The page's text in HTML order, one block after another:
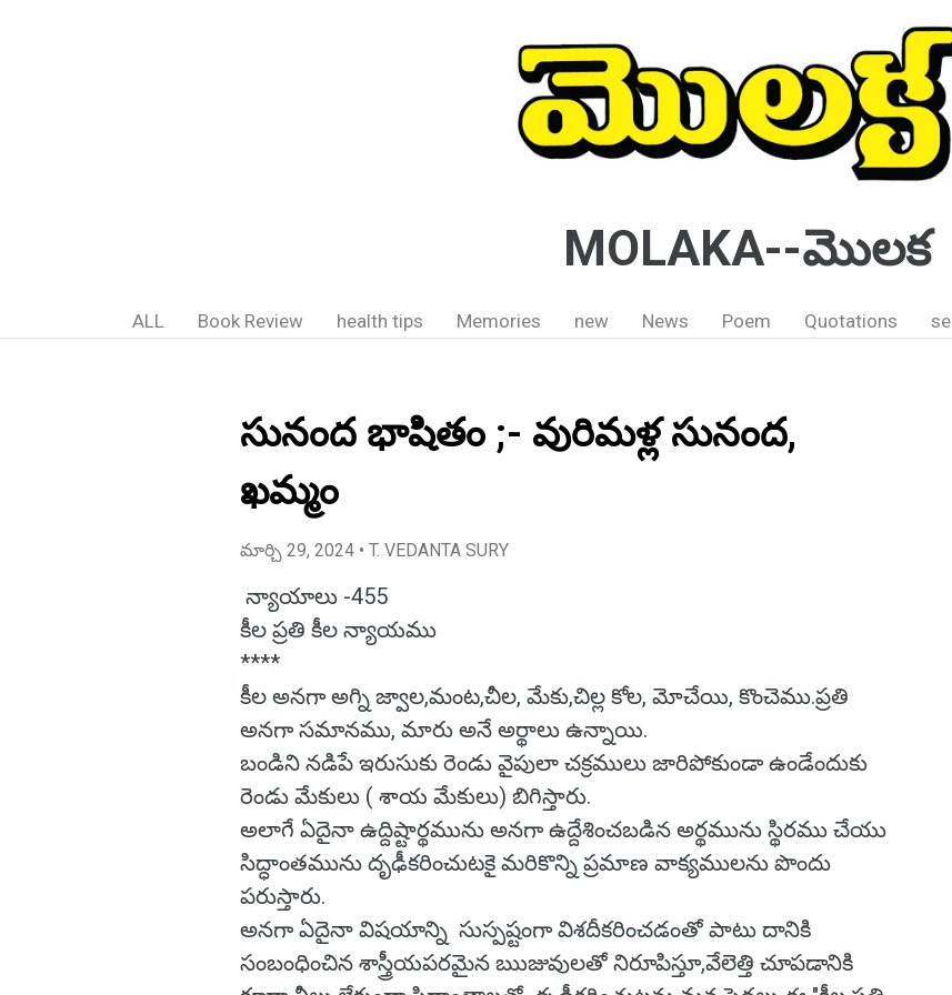
MOLAKA--మొలక
ALL Book Review health tips Memories new News Poem Quotations se
సునంద భాషితం ;- వురిమళ్ల సునంద,
ఖమ్మం
మార్చి 29, 2024 • T. VEDANTA SURY
న్యాయాలు -455
కీల ప్రతి కీల న్యాయము
****
కీల అనగా అగ్ని జ్వాల,మంట,చీల, మేకు,చిల్ల కోల, మోచేయి, కొంచెము.ప్రతి
అనగా సమానము, మారు అనే అర్థాలు ఉన్నాయి.
బండిని నడిపే ఇరుసుకు రెండు వైపులా చక్రములు జారిపోకుండా ఉండేందుకు
రెండు మేకులు ( శాయ మేకులు) బిగిస్తారు.
అలాగే ఏదైనా ఉద్దిష్టార్థమును అనగా ఉద్దేశించబడిన అర్థమును స్థిరము చేయు
సిద్ధాంతమును దృఢీకరించుటకై మరికొన్ని ప్రమాణ వాక్యములను పొందు
పరుస్తారు.
అనగా ఏదైనా విషయాన్ని సుస్పష్టంగా విశదీకరించడంతో పాటు దానికి
సంబంధించిన శాస్త్రీయపరమైన ఋజువులతో నిరూపిస్తూ,వేలెత్తి చూపడానికి